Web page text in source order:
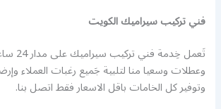
فني تركيب سيراميك الكويت
تَعمل
وعطلات وسعيا منا لتلبية جَميع رغبات العملاء
وتوفير كل الخامات باقل الاسعار فقط اتصل بنا.